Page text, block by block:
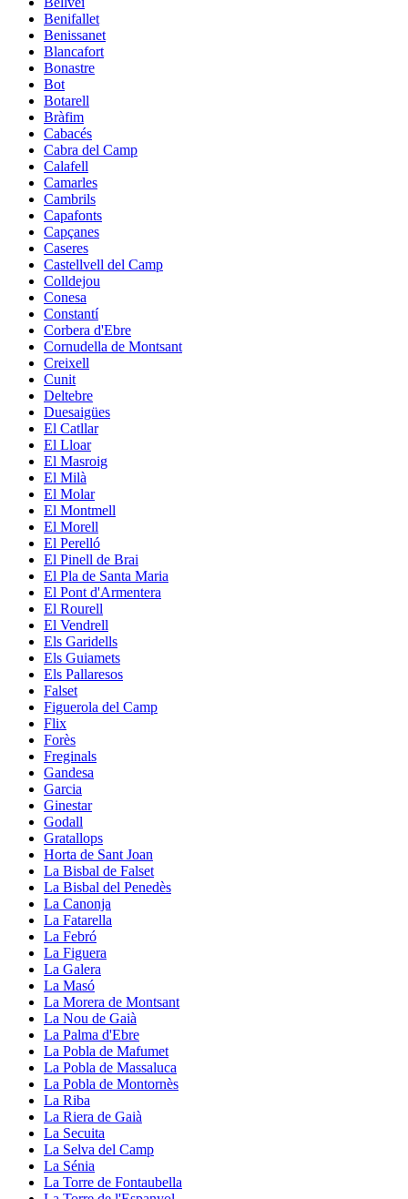
Benifallet
Benissanet
Blancafort
Bonastre
Bot
Botarell
Bràfim
Cabacés
Cabra del Camp
Calafell
Camarles
Cambrils
Capafonts
Capçanes
Caseres
Castellvell del Camp
Colldejou
Conesa
Constantí
Corbera d'Ebre
Cornudella de Montsant
Creixell
Cunit
Deltebre
Duesaigües
El Catllar
El Lloar
El Masroig
El Milà
El Molar
El Montmell
El Morell
El Perelló
El Pinell de Brai
El Pla de Santa Maria
El Pont d'Armentera
El Rourell
El Vendrell
Els Garidells
Els Guiamets
Els Pallaresos
Falset
Figuerola del Camp
Flix
Forès
Freginals
Gandesa
Garcia
Ginestar
Godall
Gratallops
Horta de Sant Joan
La Bisbal de Falset
La Bisbal del Penedès
La Canonja
La Fatarella
La Febró
La Figuera
La Galera
La Masó
La Morera de Montsant
La Nou de Gaià
La Palma d'Ebre
La Pobla de Mafumet
La Pobla de Massaluca
La Pobla de Montornès
La Riba
La Riera de Gaià
La Secuita
La Selva del Camp
La Sénia
La Torre de Fontaubella